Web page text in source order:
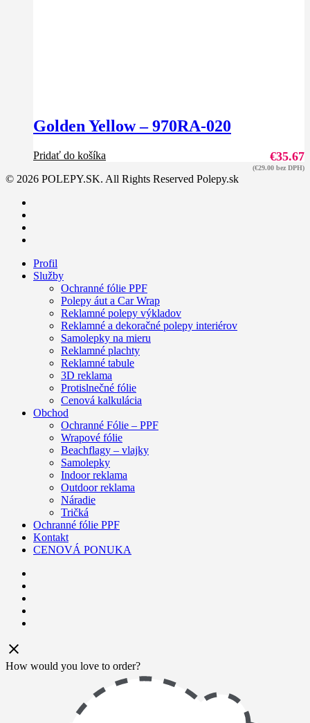
Golden Yellow – 970RA-020
€35.67
(€29.00 bez DPH)
Pridať do košíka
© 2026 POLEPY.SK. All Rights Reserved Polepy.sk
Close
Menu
Profil
Služby
Ochranné fólie PPF
Polepy áut a Car Wrap
Reklamné polepy výkladov
Reklamné a dekoračné polepy interiérov
Samolepky na mieru
Reklamné plachty
Reklamné tabule
3D reklama
Protislnečné fólie
Cenová kalkulácia
Obchod
Ochranné Fólie – PPF
Wrapové fólie
Beachflagy – vlajky
Samolepky
Indoor reklama
Outdoor reklama
Náradie
Tričká
Ochranné fólie PPF
Kontakt
CENOVÁ PONUKA
How would you love to order?